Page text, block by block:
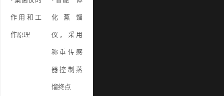
作用和工
作原理
化蒸馏
仪，采用
称重传感
器控制蒸
馏终点